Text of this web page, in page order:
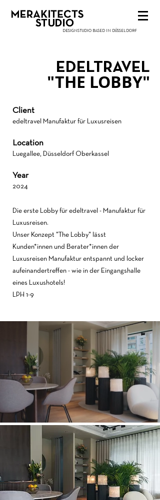
DESIGNSTUDIO BASED IN DÜSSELDORF
EDELTRAVEL
"THE LOBBY"
Client
edeltravel Manufaktur für Luxusreisen
Location
Luegallee, Düsseldorf Oberkassel
Year
2024
Die erste Lobby für edeltravel - Manufaktur für
Luxusreisen.
Unser Konzept "The Lobby" lässt
Kunden*innen und Berater*innen der
Luxusreisen Manufaktur entspannt und locker
aufeinandertreffen - wie in der Eingangshalle
eines Luxushotels!
LPH 1-9